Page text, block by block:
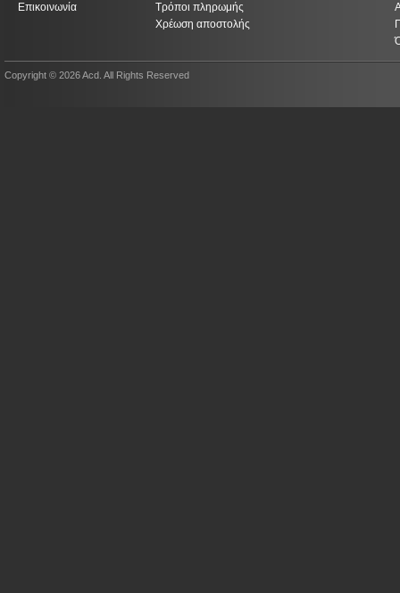
Επικοινωνία
Τρόποι πληρωμής
Χρέωση αποστολής
Copyright © 2026 Acd. All Rights Reserved